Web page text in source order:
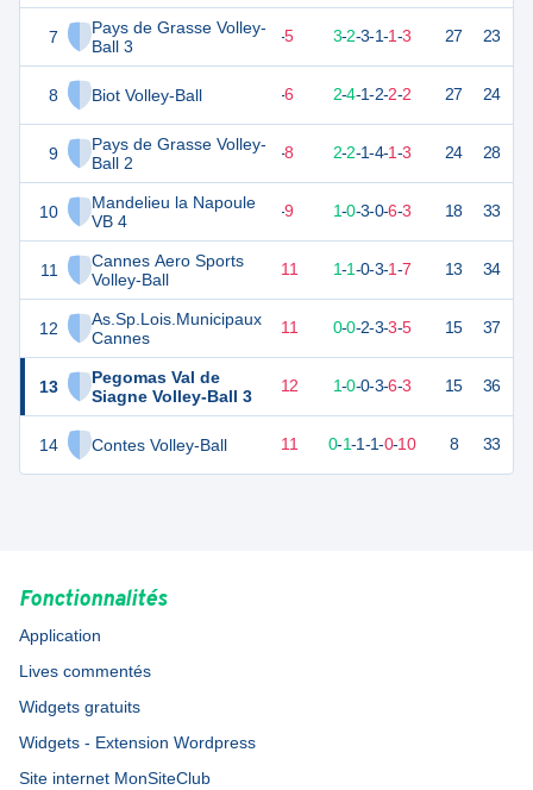
7
Pays de Grasse Volley-
Ball 3
8 Biot Volley-Ball
9
Pays de Grasse Volley-
Ball 2
10
Mandelieu la Napoule
VB 4
11
Cannes Aero Sports
Volley-Ball
12
As.Sp.Lois.Municipaux
Cannes
13
Pegomas Val de
Siagne Volley-Ball 3
14 Contes Volley-Ball
22 13 -5 3-2-3-1-1-3 27 23
22 -6 2-4-1-2-2-2 27 24
18 13 -8 2-2-1-4-1-3 24 28
9 13 -9 1-0-3-0-6-3 18 33
9 13 11 1-1-0-3-1-7 13 34
7 13 11 0-0-2-3-3-5 15 37
6 13 12 1-0-0-3-6-3 15 36
5 11 0-1-1-1-0-10 8 33
Fonctionnalités
Application
Lives commentés
Widgets gratuits
Widgets - Extension Wordpress
Site internet MonSiteClub